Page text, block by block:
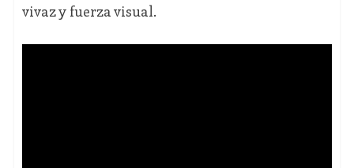
vivaz y fuerza visual.